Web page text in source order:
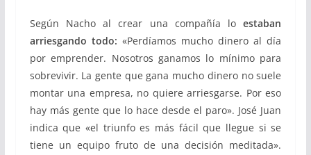
Según Nacho al crear una compañía loestaban
arriesgando todo: «Perdíamos mucho dinero al día
por emprender. Nosotros ganamos lo mínimo para
sobrevivir. La gente que gana mucho dinero no suele
montar una empresa, no quiere arriesgarse. Por eso
hay más gente que lo hace desde el paro». José Juan
indica que «el triunfo es más fácil que llegue si se
tiene un equipo fruto de una decisión meditada».